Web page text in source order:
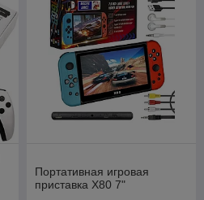
Портативная игровая
приставка X80 7"